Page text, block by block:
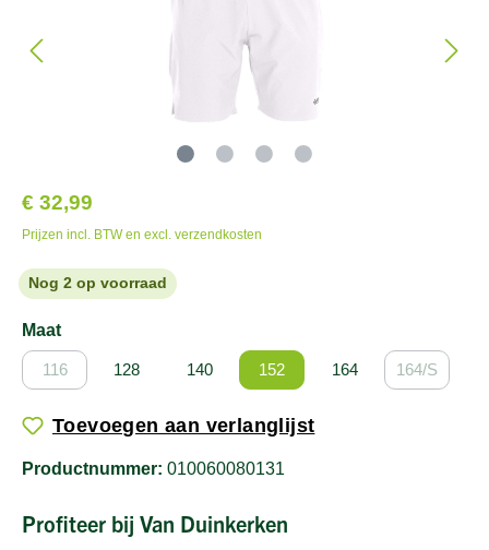
€ 32,99
Prijzen incl. BTW en excl. verzendkosten
Nog 2 op voorraad
Maat
116 128 140 152 164 164/S
Toevoegen aan verlanglijst
Productnummer: 010060080131
Profiteer bij Van Duinkerken